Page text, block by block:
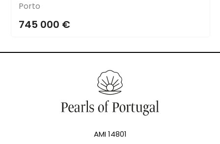
Porto
745 000 €
AMI 14801